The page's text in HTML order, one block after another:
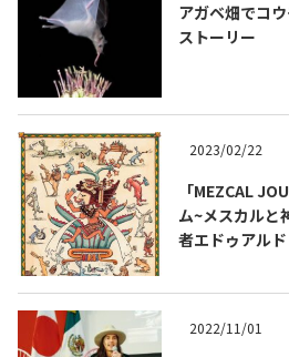
アガベ畑でコ
ストーリー
2023/02/22
「MEZCAL
ム~メスカルと
者エドゥアル
2022/11/01